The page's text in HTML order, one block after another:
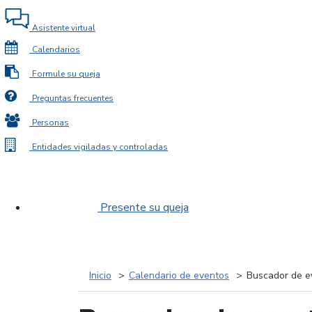
Asistente virtual
Calendarios
Formule su queja
Preguntas frecuentes
Personas
Entidades vigiladas y controladas
Presente su queja
Inicio Calendario de eventos Buscador de